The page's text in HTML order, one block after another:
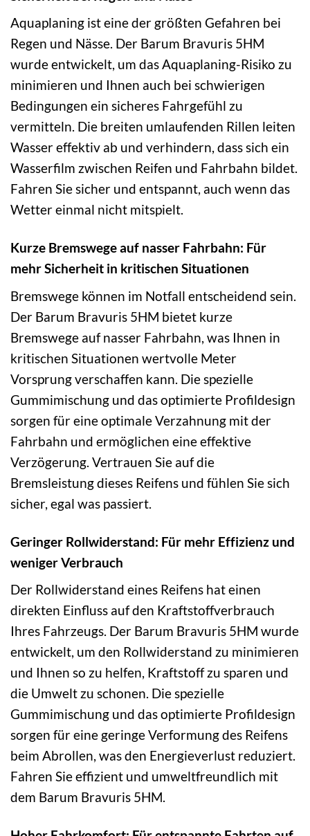
Aquaplaning ist eine der größten Gefahren bei
Regen und Nässe. Der Barum Bravuris 5HM
wurde entwickelt, um das Aquaplaning-Risiko zu
minimieren und Ihnen auch bei schwierigen
Bedingungen ein sicheres Fahrgefühl zu
vermitteln. Die breiten umlaufenden Rillen leiten
Wasser effektiv ab und verhindern, dass sich ein
Wasserfilm zwischen Reifen und Fahrbahn bildet.
Fahren Sie sicher und entspannt, auch wenn das
Wetter einmal nicht mitspielt.
Kurze Bremswege auf nasser Fahrbahn: Für
mehr Sicherheit in kritischen Situationen
Bremswege können im Notfall entscheidend sein.
Der Barum Bravuris 5HM bietet kurze
Bremswege auf nasser Fahrbahn, was Ihnen in
kritischen Situationen wertvolle Meter
Vorsprung verschaffen kann. Die spezielle
Gummimischung und das optimierte Profildesign
sorgen für eine optimale Verzahnung mit der
Fahrbahn und ermöglichen eine effektive
Verzögerung. Vertrauen Sie auf die
Bremsleistung dieses Reifens und fühlen Sie sich
sicher, egal was passiert.
Geringer Rollwiderstand: Für mehr Effizienz und
weniger Verbrauch
Der Rollwiderstand eines Reifens hat einen
direkten Einfluss auf den Kraftstoffverbrauch
Ihres Fahrzeugs. Der Barum Bravuris 5HM wurde
entwickelt, um den Rollwiderstand zu minimieren
und Ihnen so zu helfen, Kraftstoff zu sparen und
die Umwelt zu schonen. Die spezielle
Gummimischung und das optimierte Profildesign
sorgen für eine geringe Verformung des Reifens
beim Abrollen, was den Energieverlust reduziert.
Fahren Sie effizient und umweltfreundlich mit
dem Barum Bravuris 5HM.